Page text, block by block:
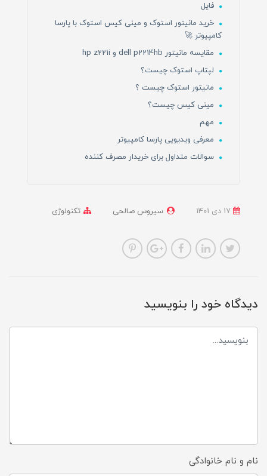
فایل
خرید مانیتور استوک و مینی کیس استوک با پارسا
کامپیوتر 🚀
مقایسه مانیتور dell p2214hb و hp z221i
لپتاپ استوک چیست؟
مانیتور استوک چیست ؟
مینی کیس چیست؟
مهم
معرفی ویدیویی پارسا کامپیوتر
سوالات متداول برای خریدار مصرف کننده
سیروس صالحی تکنولوژی
دیدگاه خود را بنویسید
نام و نام خانوادگی